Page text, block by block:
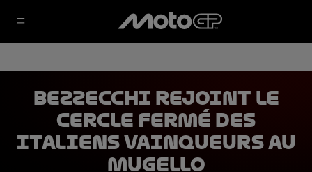
Bezzecchi rejoint le
cercle fermé des
Italiens vainqueurs au
Mugello